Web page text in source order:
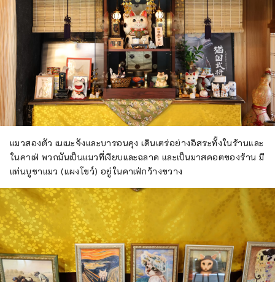
แมวสองตัว เนเนะจังและบารอนคุง เดินเตร่อย่างอิสระทั้งในร้านและ
ในคาเฟ่ พวกมันเป็นแมวที่เงียบและฉลาด และเป็นมาสคอตของร้าน มี
แท่นบูชาแมว (แผงโชว์) อยู่ในคาเฟ่กว้างขวาง